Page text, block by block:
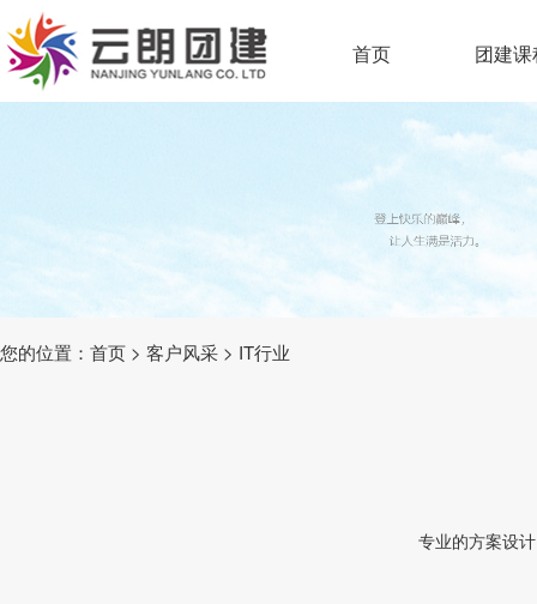
首页 团建
您的位置： 首页 > 客户风采 > IT行业
专业的方案设